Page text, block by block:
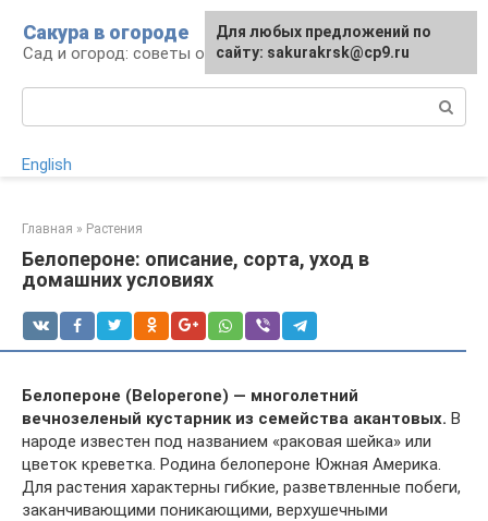
контенту
Сакура в огороде
Сад и огород: советы огородникам
English
Главная » Растения
Белопероне: описание, сорта, уход в
домашних условиях
Белопероне (Beloperone) — многолетний
вечнозеленый кустарник из семейства акантовых. В
народе известен под названием «раковая шейка» или
цветок креветка. Родина белопероне Южная Америка.
Для растения характерны гибкие, разветвленные побеги,
заканчивающими поникающими, верхушечными
Для любых предложений по
сайту: sakurakrsk@cp9.ru